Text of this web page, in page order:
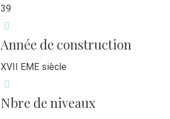
39
Année de construction
XVII EME siècle
Nbre de niveaux